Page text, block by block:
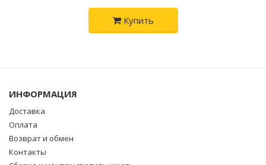
Купить
ИНФОРМАЦИЯ
Доставка
Оплата
Возврат и обмен
Контакты